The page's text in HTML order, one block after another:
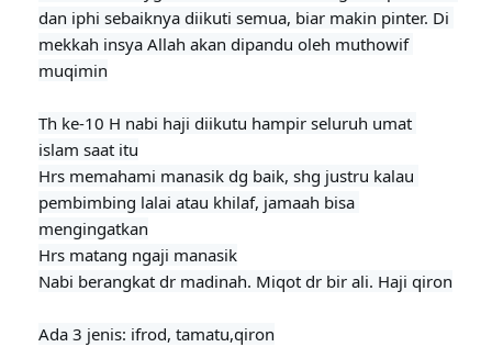
dan iphi sebaiknya diikuti semua, biar makin pinter. Di
mekkah insya Allah akan dipandu oleh muthowif
muqimin
Th ke-10 H nabi haji diikutu hampir seluruh umat
islam saat itu
Hrs memahami manasik dg baik, shg justru kalau
pembimbing lalai atau khilaf, jamaah bisa
mengingatkan
Hrs matang ngaji manasik
Nabi berangkat dr madinah. Miqot dr bir ali. Haji qiron
Ada 3 jenis: ifrod, tamatu,qiron